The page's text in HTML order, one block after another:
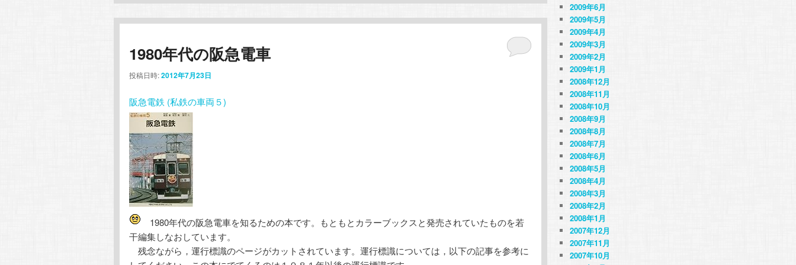
1980年代の阪急電車
投稿日時:2012年7月23日
阪急電鉄 (私鉄の車両５)
1980年代の阪急電車を知るための本です。もともとカラーブックスと発売されていたものを若
干編集しなおしています。
残念ながら，運行標識のページがカットされています。運行標識については，以下の記事を参考に
2009年6月
2009年5月
2009年4月
2009年3月
2009年2月
2009年1月
2008年12月
2008年11月
2008年10月
2008年9月
2008年8月
2008年7月
2008年6月
2008年5月
2008年4月
2008年3月
2008年2月
2008年1月
2007年12月
2007年11月
2007年10月